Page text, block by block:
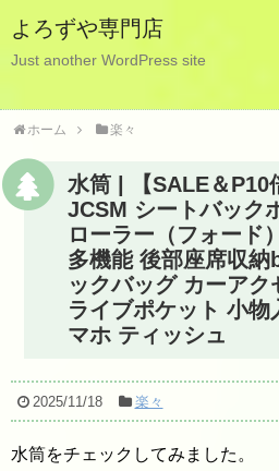
よろずや専門店
Just another WordPress site
ホーム 楽々
水筒 | 【SALE＆P10
JCSM シートバック
ローラー（フォード
多機能 後部座席収
ックバッグ カーア
ライブポケット 小
マホ ティッシュ
2025/11/18 楽々
水筒をチェックしてみました。